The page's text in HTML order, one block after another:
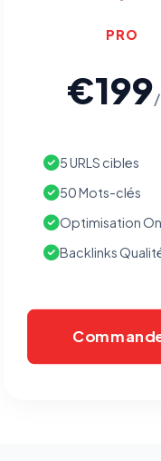
PRO
€199
5 URLS cibles
50 Mots-clés
Optimisation
Backlinks